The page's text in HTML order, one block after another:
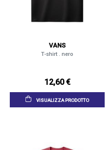
VANS
T-shirt . nero
12,60 €
VISUALIZZA PRODOTTO